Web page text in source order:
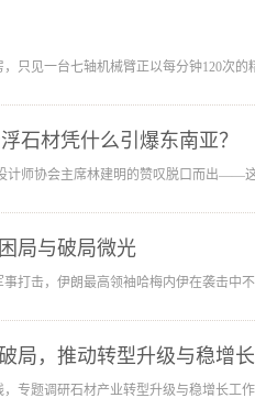
只见一台七轴机械臂正以每分钟120次的
石材凭什么引爆东南亚？
计师协会主席林建明的赞叹脱口而出——
局与破局微光
打击，伊朗最高领袖哈梅内伊在袭击中
局，推动转型升级与稳增
专题调研石材产业转型升级与稳增长工